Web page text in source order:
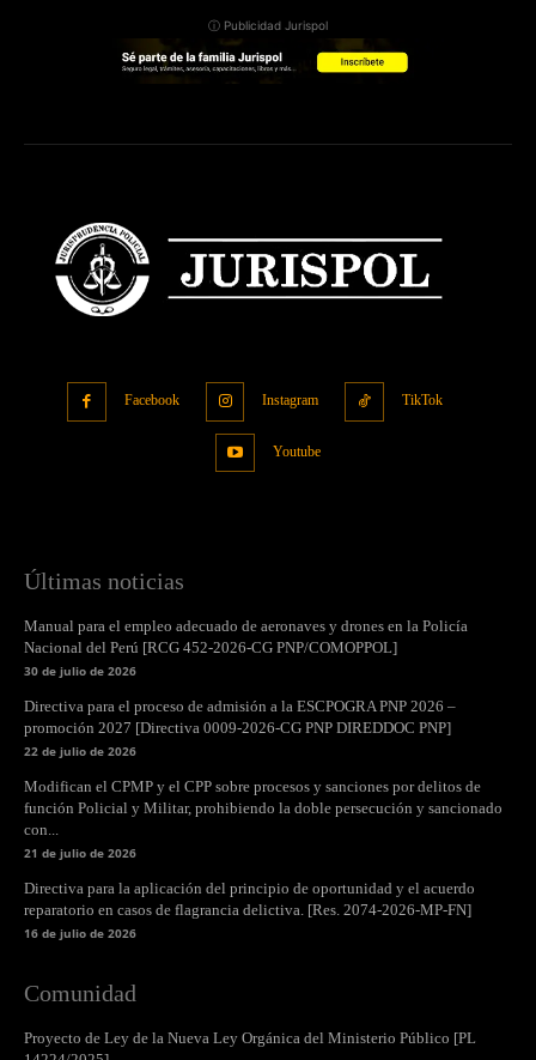
ⓘ Publicidad Jurispol
Facebook Instagram TikTok
Youtube
Últimas noticias
Manual para el empleo adecuado de aeronaves y drones en la Policía
Nacional del Perú [RCG 452-2026-CG PNP/COMOPPOL]
30 de julio de 2026
Directiva para el proceso de admisión a la ESCPOGRA PNP 2026 –
promoción 2027 [Directiva 0009-2026-CG PNP DIREDDOC PNP]
22 de julio de 2026
Modifican el CPMP y el CPP sobre procesos y sanciones por delitos de
función Policial y Militar, prohibiendo la doble persecución y sancionado
con...
21 de julio de 2026
Directiva para la aplicación del principio de oportunidad y el acuerdo
reparatorio en casos de flagrancia delictiva. [Res. 2074-2026-MP-FN]
16 de julio de 2026
Comunidad
Proyecto de Ley de la Nueva Ley Orgánica del Ministerio Público [PL